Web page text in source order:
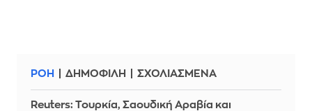
ΡΟΗ ΔΗΜΟΦΙΛΗ ΣΧΟΛΙΑΣΜΕΝΑ
Reuters: Τουρκία, Σαουδική Αραβία και